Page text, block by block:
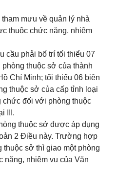
mưu về quản lý nhà
thuộc chức năng, nhiệm
cầu phải bố trí tối thiểu 07
thuộc sở của thành
Chí Minh; tối thiểu 06 biên
thuộc sở của cấp tỉnh loại
chức đối với phòng thuộc
III.
thuộc sở được áp dụng
2 Điều này. Trường hợp
thuộc sở thì giao một phòng
năng, nhiệm vụ của Văn